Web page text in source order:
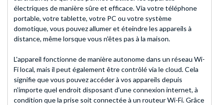
électriques de manière sûre et efficace. Via votre téléphone
portable, votre tablette, votre PC ou votre système
domotique, vous pouvez allumer et éteindre les appareils à
distance, même lorsque vous n'êtes pas à la maison.
L'appareil fonctionne de manière autonome dans un réseau Wi-
Fi local, mais il peut également être contrôlé via le cloud. Cela
signifie que vous pouvez accéder à vos appareils depuis
n'importe quel endroit disposant d'une connexion internet, à
condition que la prise soit connectée à un routeur Wi-Fi. Grâce